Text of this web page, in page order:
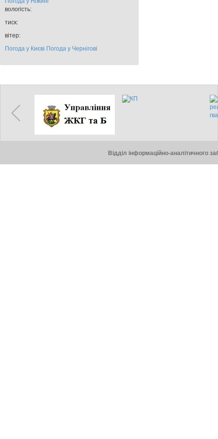
вологість:
тиск:
вітер:
Погода у Києві Погода у Чернігові
Відділ інформаційно-аналітичного